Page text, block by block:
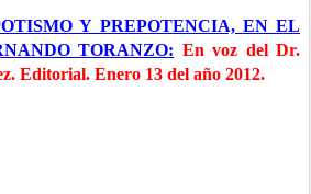
Y PREPOTENCIA, EN EL
TORANZO: En voz del Dr.
Editorial. Enero 13 del año 2012.